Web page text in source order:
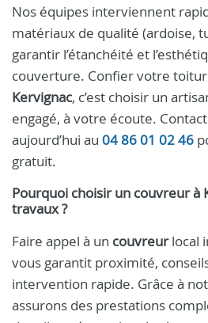
Nos équipes interviennent
matériaux de qualité (ardoise,
garantir l’étanchéité et
couverture. Confier votre
Kervignac, c’est choisir un
engagé, à votre écoute.
aujourd’hui au 04 86 01 02 46
gratuit.
Pourquoi choisir un couvreurà
travaux ?
Faire appel à un couvreurlocal
vous garantit proximité,
intervention rapide. Grâce à
assurons des prestations